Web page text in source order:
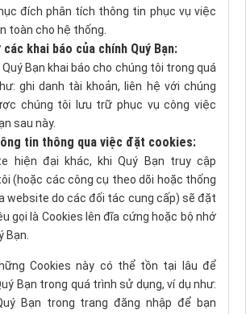
đích phân tích thông tin phục vụ việc
toàn cho hệ thống.
khai báo của chính Quý Bạn:
Bạn khai báo cho chúng tôi trong quá
ghi danh tài khoản, liên hệ với chúng
chúng tôi lưu trữ phục vụ công việc
sau này.
tin thông qua việc đặt cookies:
hiện đại khác, khi Quý Bạn truy cập
(hoặc các công cụ theo dõi hoặc thống
website do các đối tác cung cấp) sẽ đặt
gọi là Cookies lên đĩa cứng hoặc bộ nhớ
Bạn.
Cookies này có thể tồn tại lâu để
Bạn trong quá trình sử dụng, ví dụ như:
Bạn trong trang đăng nhập để bạn